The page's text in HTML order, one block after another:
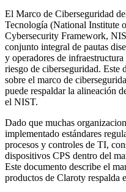
El Marco de Ciberseguridad
Tecnología (National Institute
Cybersecurity Framework,
conjunto integral de pautas
y operadores de
riesgo de ciberseguridad.
sobre el marco de
puede respaldar la alineación
el NIST.
Dado que muchas
implementado estándares
procesos y controles de TI,
dispositivos CPS dentro del
Este documento describe el
productos de Claroty respalda